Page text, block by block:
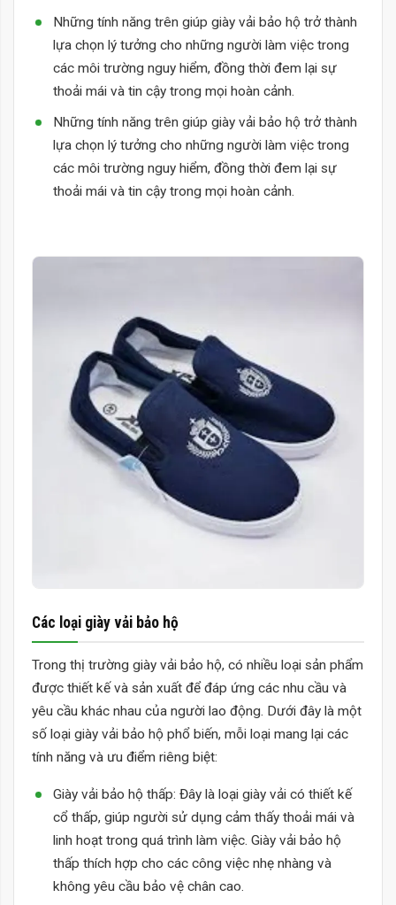
Những tính năng trên giúp giày vải bảo hộ trở thành
lựa chọn lý tưởng cho những người làm việc trong
các môi trường nguy hiểm, đồng thời đem lại sự
thoải mái và tin cậy trong mọi hoàn cảnh.
Những tính năng trên giúp giày vải bảo hộ trở thành
lựa chọn lý tưởng cho những người làm việc trong
các môi trường nguy hiểm, đồng thời đem lại sự
thoải mái và tin cậy trong mọi hoàn cảnh.
Các loại giày vải bảo hộ
Trong thị trường giày vải bảo hộ, có nhiều loại sản phẩm
được thiết kế và sản xuất để đáp ứng các nhu cầu và
yêu cầu khác nhau của người lao động. Dưới đây là một
số loại giày vải bảo hộ phổ biến, mỗi loại mang lại các
tính năng và ưu điểm riêng biệt:
Giày vải bảo hộ thấp: Đây là loại giày vải có thiết kế
cổ thấp, giúp người sử dụng cảm thấy thoải mái và
linh hoạt trong quá trình làm việc. Giày vải bảo hộ
thấp thích hợp cho các công việc nhẹ nhàng và
không yêu cầu bảo vệ chân cao.